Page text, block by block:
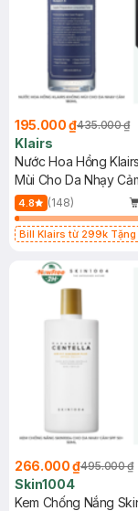
195.000 ₫435.000 ₫
Klairs
Nước Hoa Hồng
Mùi Cho Da Nhạy
4.8 (148)
Bill Klairs từ 299k Tặng
25ml (SL Có Hạn)
266.000 ₫495.000 ₫
Skin1004
Kem Chống Nắng